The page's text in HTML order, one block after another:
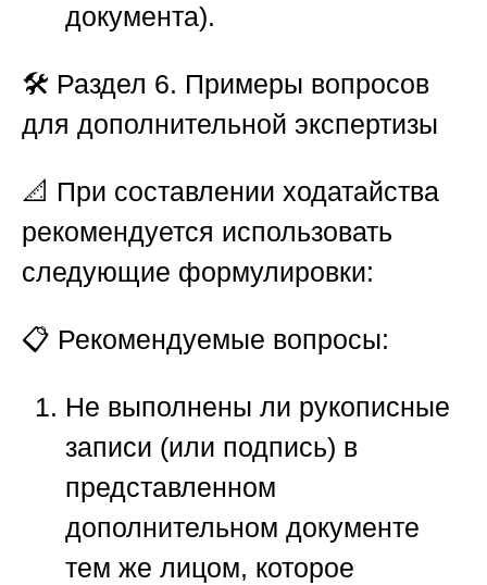
документа).
🛠️ Раздел 6. Примеры вопросов
для дополнительной экспертизы
📐 При составлении ходатайства
рекомендуется использовать
следующие формулировки:
📋 Рекомендуемые вопросы:
Не выполнены ли рукописные
записи (или подпись) в
представленном
дополнительном документе
тем же лицом, которое